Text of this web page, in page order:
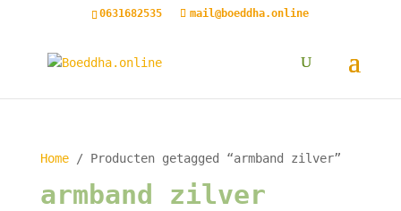
0631682535 mail@boeddha.online
Home/ Producten getagged “armband zilver”
armband zilver